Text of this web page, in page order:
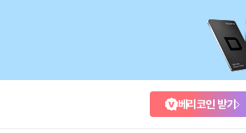
베리코인 받기